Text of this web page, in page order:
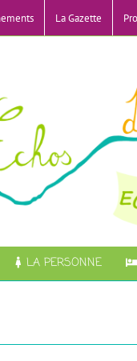
La Gazette
LA PERSONNE